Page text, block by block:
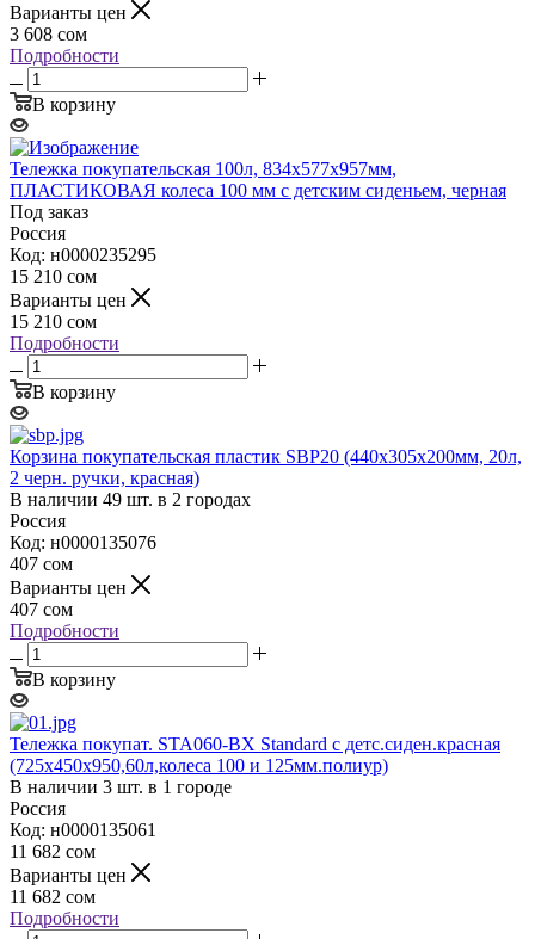
Варианты цен
3 608 сом
Подробности
В корзину
Тележка покупательская 100л, 834х577х957мм,
ПЛАСТИКОВАЯ колеса 100 мм с детским сиденьем, черная
Под заказ
Россия
Код: н0000235295
15 210 сом
Варианты цен
15 210 сом
Подробности
В корзину
Корзина покупательская пластик SBP20 (440х305х200мм, 20л,
2 черн. ручки, красная)
В наличии 49 шт. в 2 городах
Россия
Код: н0000135076
407 сом
Варианты цен
407 сом
Подробности
В корзину
Тележка покупат. STA060-BX Standard с детс.сиден.красная
(725х450х950,60л,колеса 100 и 125мм.полиур)
В наличии 3 шт. в 1 городе
Россия
Код: н0000135061
11 682 сом
Варианты цен
11 682 сом
Подробности